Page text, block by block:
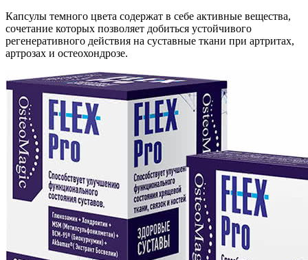
Капсулы темного цвета содержат в себе активные вещества,
сочетание которых позволяет добиться устойчивого
регенеративного действия на суставные ткани при артритах,
артрозах и остеохондрозе.